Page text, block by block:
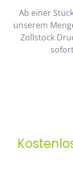
Ab einer
unserem
Zollstock